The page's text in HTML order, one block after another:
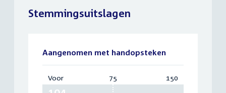
Stemmingsuitslagen
Aangenomen met handopsteken
Voor:
104
75 150